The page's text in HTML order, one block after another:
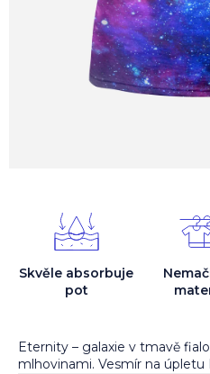
Eternity – galaxie v tmavě
mlhovinami. Vesmír na úpletu
Skvěle absorbuje
pot